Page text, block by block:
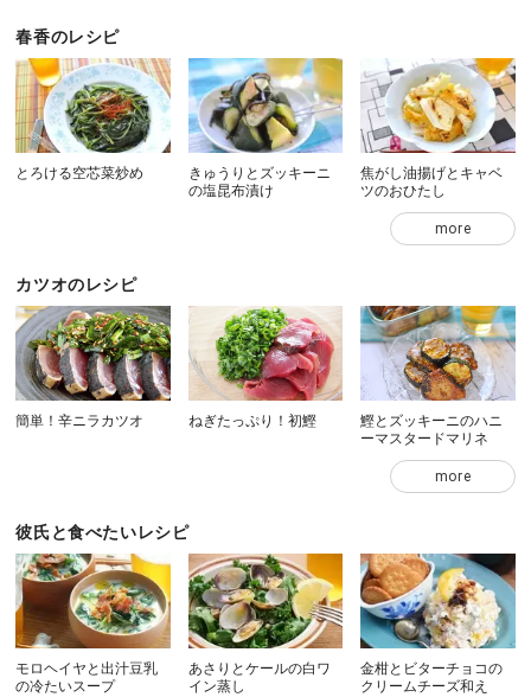
春香のレシピ
とろける空芯菜炒め
きゅうりとズッキーニ
の塩昆布漬け
焦がし油揚げとキャベ
ツのおひたし
more
カツオのレシピ
簡単！辛ニラカツオ ねぎたっぷり！初鰹
鰹とズッキーニのハニ
ーマスタードマリネ
more
彼氏と食べたいレシピ
モロヘイヤと出汁豆乳
の冷たいスープ
あさりとケールの白ワ
イン蒸し
金柑とビターチョコの
クリームチーズ和え